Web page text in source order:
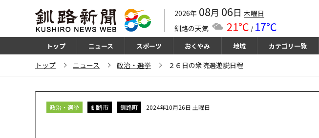
2026年 08月 06日 木曜日
釧路の天気
21℃ / 17℃
トップ ニュース スポーツ おくやみ 地域 カテゴリ一覧
トップ ニュース 政治・選挙 ２６日の衆院選遊説日程
政治・選挙 釧路市 釧路町 2024年10月26日 土曜日